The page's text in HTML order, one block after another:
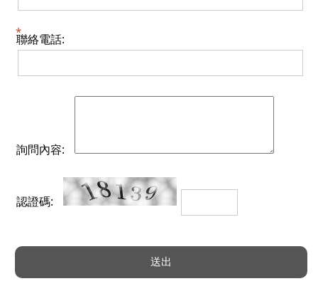
聯絡電話:
詢問內容:
認證碼: